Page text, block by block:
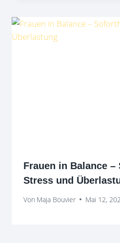
Frauen in Balance
Stress und
Von Maja Bouvier Mai 12,